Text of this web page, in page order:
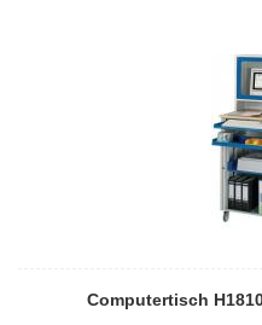
Computertisch